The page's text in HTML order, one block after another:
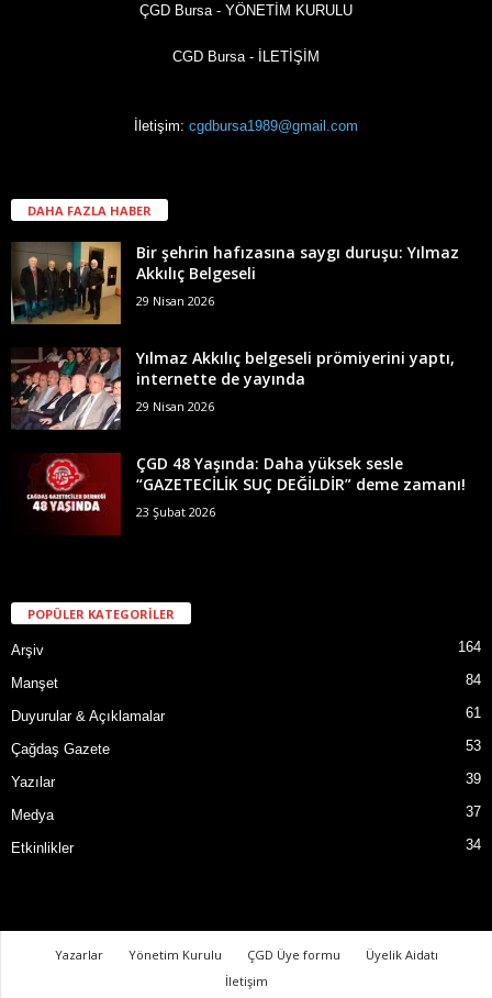
ÇGD Bursa - YÖNETİM KURULU
CGD Bursa - İLETİŞİM
İletişim: cgdbursa1989@gmail.com
DAHA FAZLA HABER
Bir şehrin hafızasına saygı duruşu: Yılmaz
Akkılıç Belgeseli
29 Nisan 2026
Yılmaz Akkılıç belgeseli prömiyerini yaptı,
internette de yayında
29 Nisan 2026
ÇGD 48 Yaşında: Daha yüksek sesle
“GAZETECİLİK SUÇ DEĞİLDİR” deme zamanı!
23 Şubat 2026
POPÜLER KATEGORİLER
Arşiv 164
Manşet 84
Duyurular & Açıklamalar 61
Çağdaş Gazete 53
Yazılar 39
Medya 37
Etkinlikler 34
Yazarlar Yönetim Kurulu ÇGD Üye formu
Üyelik Aidatı
İletişim